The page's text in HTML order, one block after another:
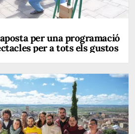
per una programació
per a tots els gustos